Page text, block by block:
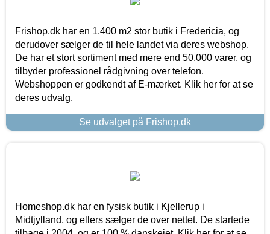
Frishop.dk har en 1.400 m2 stor butik i Fredericia, og
derudover sælger de til hele landet via deres webshop.
De har et stort sortiment med mere end 50.000 varer, og
tilbyder professionel rådgivning over telefon.
Webshoppen er godkendt af E-mærket. Klik her for at se
deres udvalg.
Se udvalget på Frishop.dk
Homeshop.dk har en fysisk butik i Kjellerup i
Midtjylland, og ellers sælger de over nettet. De startede